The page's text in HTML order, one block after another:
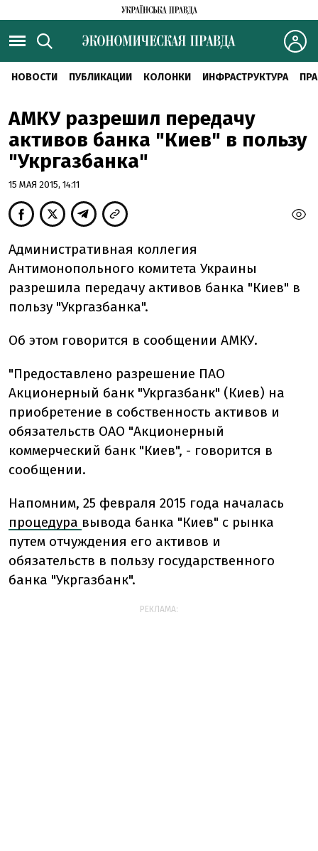
НОВОСТИ ПУБЛИКАЦИИ КОЛОНКИ ИНФРАСТРУКТУРА
АМКУ разрешил передачу
активов банка "Киев" в пользу
"Укргазбанка"
15 МАЯ 2015, 14:11
Административная коллегия
Антимонопольного комитета Украины
разрешила передачу активов банка "Киев" в
пользу "Укргазбанка".
Об этом говорится в сообщении АМКУ.
"Предоставлено разрешение ПАО
Акционерный банк "Укргазбанк" (Киев) на
приобретение в собственность активов и
обязательств ОАО "Акционерный
коммерческий банк "Киев", - говорится в
сообщении.
Напомним, 25 февраля 2015 года началась
процедура вывода банка "Киев" с рынка
путем отчуждения его активов и
обязательств в пользу государственного
банка "Укргазбанк".
РЕКЛАМА: